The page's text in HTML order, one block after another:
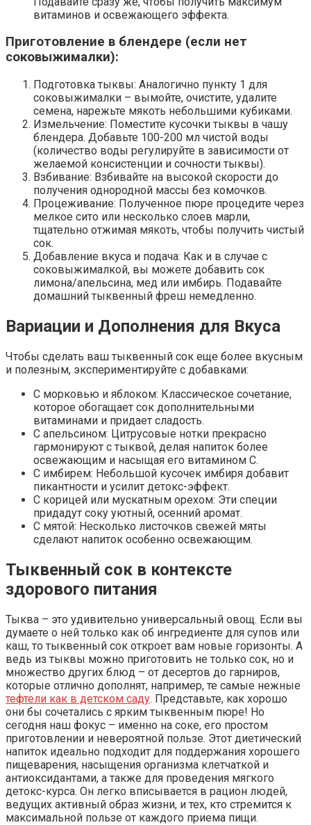
витаминов и освежающего эффекта.
Приготовление в блендере (если нет
соковыжималки):
Подготовка тыквы: Аналогично пункту 1 для
соковыжималки – вымойте, очистите, удалите
семена, нарежьте мякоть небольшими кубиками.
Измельчение: Поместите кусочки тыквы в чашу
блендера. Добавьте 100-200 мл чистой воды
(количество воды регулируйте в зависимости от
желаемой консистенции и сочности тыквы).
Взбивание: Взбивайте на высокой скорости до
получения однородной массы без комочков.
Процеживание: Полученное пюре процедите через
мелкое сито или несколько слоев марли,
тщательно отжимая мякоть, чтобы получить чистый
сок.
Добавление вкуса и подача: Как и в случае с
соковыжималкой, вы можете добавить сок
лимона/апельсина, мед или имбирь. Подавайте
домашний тыквенный фреш немедленно.
Вариации и Дополнения для Вкуса
Чтобы сделать ваш тыквенный сок еще более вкусным
и полезным, экспериментируйте с добавками:
С морковью и яблоком: Классическое сочетание,
которое обогащает сок дополнительными
витаминами и придает сладость.
С апельсином: Цитрусовые нотки прекрасно
гармонируют с тыквой, делая напиток более
освежающим и насыщая его витамином С.
С имбирем: Небольшой кусочек имбиря добавит
пикантности и усилит детокс-эффект.
С корицей или мускатным орехом: Эти специи
придадут соку уютный, осенний аромат.
С мятой: Несколько листочков свежей мяты
сделают напиток особенно освежающим.
Тыквенный сок в контексте
здорового питания
Тыква – это удивительно универсальный овощ. Если вы
думаете о ней только как об ингредиенте для супов или
каш, то тыквенный сок откроет вам новые горизонты. А
ведь из тыквы можно приготовить не только сок, но и
множество других блюд – от десертов до гарниров,
которые отлично дополнят, например, те самые нежные
тефтели как в детском саду. Представьте, как хорошо
они бы сочетались с ярким тыквенным пюре! Но
сегодня наш фокус – именно на соке, его простом
приготовлении и невероятной пользе. Этот диетический
напиток идеально подходит для поддержания хорошего
пищеварения, насыщения организма клетчаткой и
антиоксидантами, а также для проведения мягкого
детокс-курса. Он легко вписывается в рацион людей,
ведущих активный образ жизни, и тех, кто стремится к
максимальной пользе от каждого приема пищи.